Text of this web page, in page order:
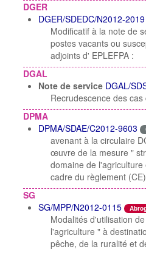
DGER
DGER/SDEDC/N2012-2019
Modificatif à la note de
postes vacants ou
adjoints d' EPLEFPA :
DGAL
Note de service DGAL/
Recrudescence des
DPMA
DPMA/SDAE/C2012-9603
avenant à la circulaire
œuvre de la mesure "
domaine de
cadre du règlement
SG
SG/MPP/N2012-0115
Modalités d'utilisation
l'agriculture " à
pêche, de la ruralité et